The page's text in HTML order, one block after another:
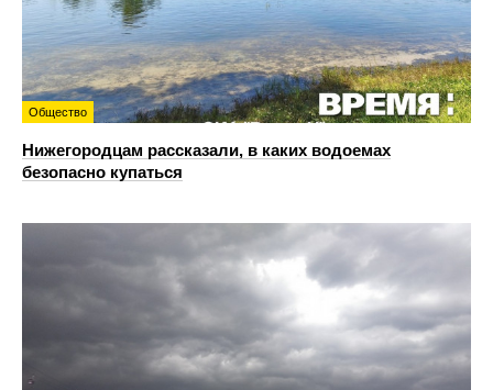
Общество
Нижегородцам рассказали, в каких водоемах
безопасно купаться